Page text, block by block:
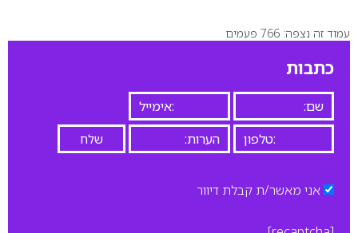
0
עמוד זה נצפה: 766 פעמים
כתבות
אני מאשר/ת קבלת דיוור